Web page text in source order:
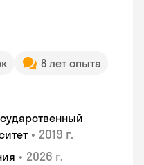
8 лет опыта
• 2019 г.
• 2026 г.